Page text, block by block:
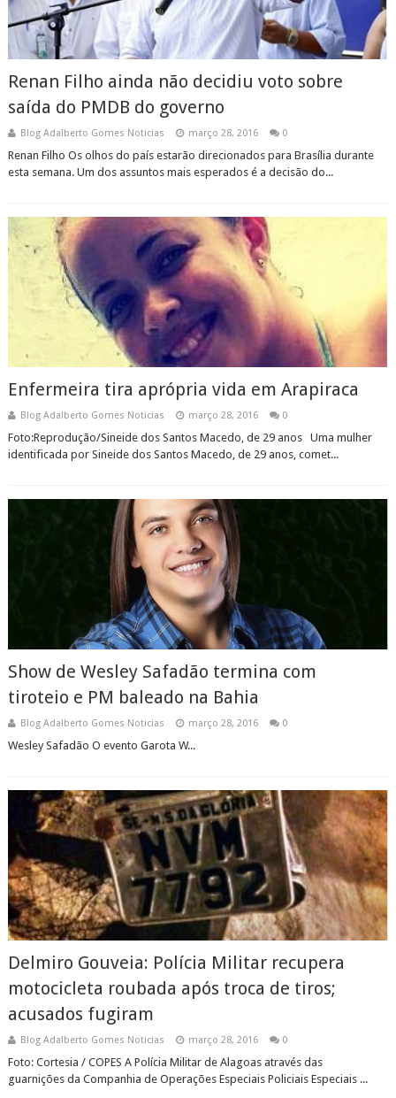
Renan Filho ainda não decidiu voto sobre
saída do PMDB do governo
Blog Adalberto Gomes Noticias março 28, 2016 0
Renan Filho Os olhos do país estarão direcionados para Brasília durante
esta semana. Um dos assuntos mais esperados é a decisão do...
Enfermeira tira aprópria vida em Arapiraca
Blog Adalberto Gomes Noticias março 28, 2016 0
Foto:Reprodução/Sineide dos Santos Macedo, de 29 anos Uma mulher
identificada por Sineide dos Santos Macedo, de 29 anos, comet...
Show de Wesley Safadão termina com
tiroteio e PM baleado na Bahia
Blog Adalberto Gomes Noticias março 28, 2016 0
Wesley Safadão O evento Garota W...
Delmiro Gouveia: Polícia Militar recupera
motocicleta roubada após troca de tiros;
acusados fugiram
Blog Adalberto Gomes Noticias março 28, 2016 0
Foto: Cortesia / COPES A Polícia Militar de Alagoas através das
guarnições da Companhia de Operações Especiais Policiais Especiais ...